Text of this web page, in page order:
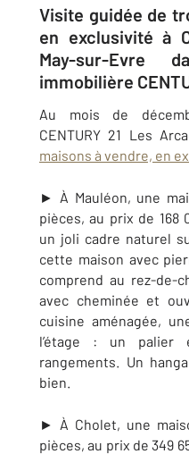
Visite guidée de
en exclusivité à
May-sur-Evre
immobilière
Au mois de
CENTURY 21 Les
maisons à vendre, en
► À Mauléon, une
pièces, au prix de 168
un joli cadre naturel
cette maison avec
comprend au rez-de-
avec cheminée et
cuisine aménagée,
l’étage : un palier
rangements. Un
bien.
► À Cholet, une
pièces, au prix de 349